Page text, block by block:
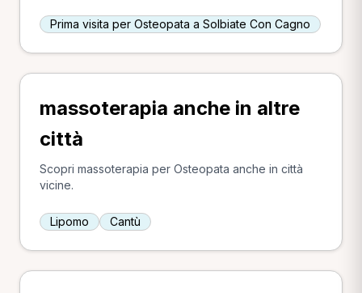
Prima visita per Osteopata a Solbiate Con Cagno
massoterapia anche in altre
città
Scopri massoterapia per Osteopata anche in città
vicine.
Lipomo Cantù